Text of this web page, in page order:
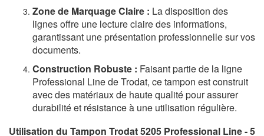
Zone de Marquage Claire : La disposition des
lignes offre une lecture claire des informations,
garantissant une présentation professionnelle sur vos
documents.
Construction Robuste : Faisant partie de la ligne
Professional Line de Trodat, ce tampon est construit
avec des matériaux de haute qualité pour assurer
durabilité et résistance à une utilisation régulière.
Utilisation du Tampon Trodat 5205 Professional Line - 5